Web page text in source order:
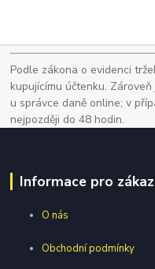
Podle zákona o evidenci
kupujícímu účtenku.
u správce daně online; v
nejpozději do 48 hodin.
Informace pro
O nás
Obchodní podmínky